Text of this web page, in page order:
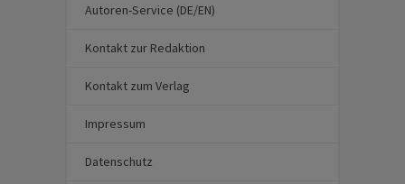
Autoren-Service (DE/EN)
Kontakt zur Redaktion
Kontakt zum Verlag
Impressum
Datenschutz